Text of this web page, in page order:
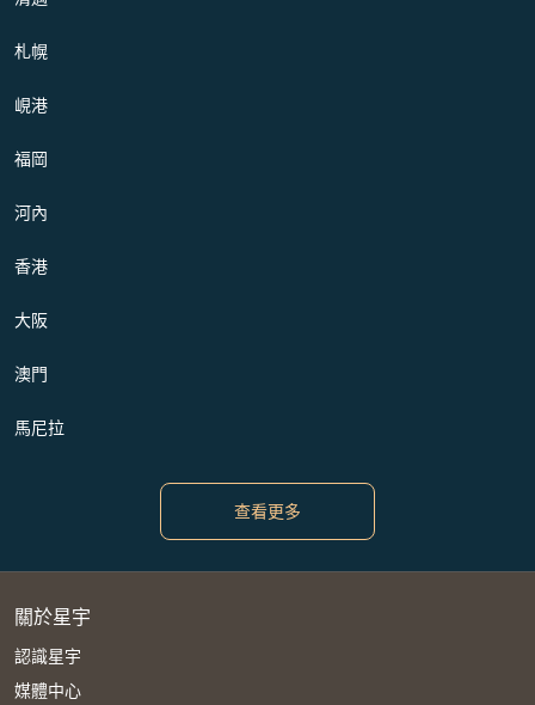
札幌
峴港
福岡
河內
香港
大阪
澳門
馬尼拉
查看更多
關於星宇
認識星宇
媒體中心